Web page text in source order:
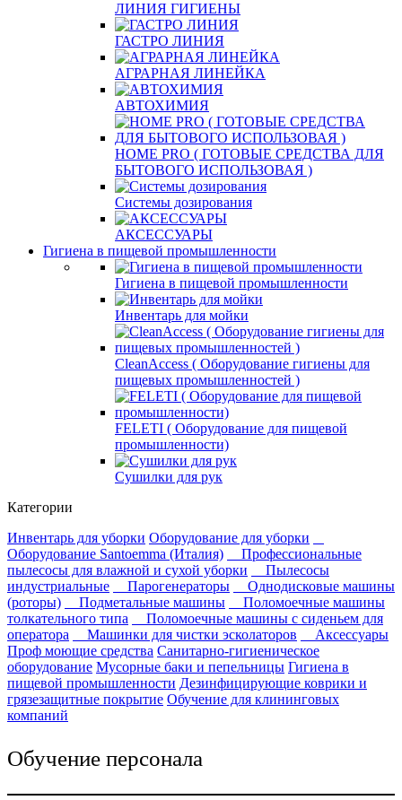
ЛИНИЯ ГИГИЕНЫ
ГАСТРО ЛИНИЯ
АГРАРНАЯ ЛИНЕЙКА
АВТОХИМИЯ
HOME PRO ( ГОТОВЫЕ СРЕДСТВА ДЛЯ
БЫТОВОГО ИСПОЛЬЗОВАЯ )
Системы дозирования
АКСЕССУАРЫ
Гигиена в пищевой промышленности
Гигиена в пищевой промышленности
Инвентарь для мойки
СleanAccess ( Оборудование гигиены для
пищевых промышленностей )
FELETI ( Оборудование для пищевой
промышленности)
Сушилки для рук
Категории
Инвентарь для уборки Оборудование для уборки
Оборудование Santoemma (Италия)
Профессиональные
пылесосы для влажной и сухой уборки
Пылесосы
индустриальные
Парогенераторы
Однодисковые машины
(роторы)
Подметальные машины
Поломоечные машины
толкательного типа
Поломоечные машины с сиденьем для
оператора
Машинки для чистки эсколаторов
Аксессуары
Проф моющие средства Санитарно-гигиеническое
оборудование Мусорные баки и пепельницы Гигиена в
пищевой промышленности Дезинфицирующие коврики и
грязезащитные покрытие Обучение для клининговых
компаний
Обучение персонала